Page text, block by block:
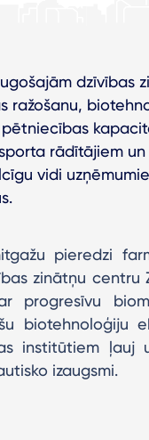
dzīvības
ražošanu,
rādītājiem
vidi
pieredzi
zinātņu
progresīvu
biotehnoloģiju
institūtiem ļauj
izaugsmi.